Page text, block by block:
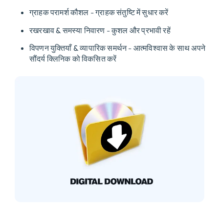
ग्राहक परामर्श कौशल - ग्राहक संतुष्टि में सुधार करें
रखरखाव & समस्या निवारण - कुशल और प्रभावी रहें
विपणन युक्तियाँ & व्यापारिक समर्थन- आत्मविश्वास के साथ अपने
सौंदर्य क्लिनिक को विकसित करें